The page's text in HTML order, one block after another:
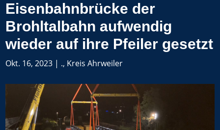
Eisenbahnbrücke der
Brohltalbahn aufwendig
wieder auf ihre Pfeiler gesetzt
Okt. 16, 2023 | ., Kreis Ahrweiler